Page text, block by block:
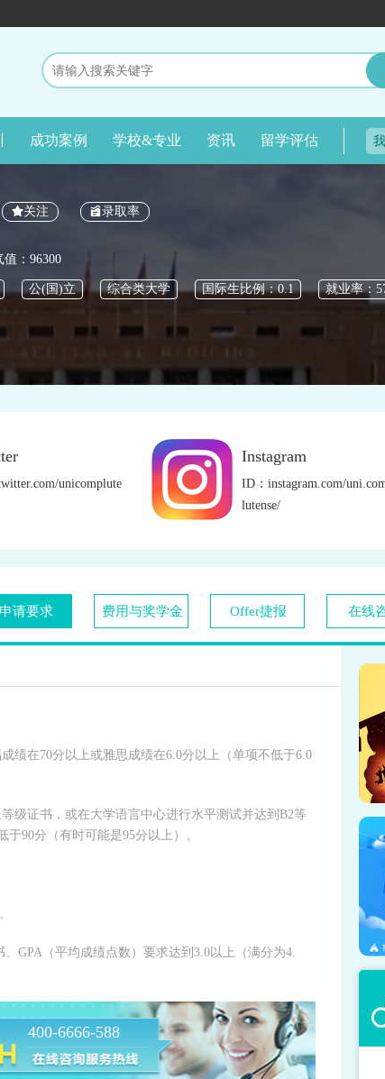
成功案例 学校&专业 资讯 留学评估
关注 录取率
值：96300
公(国)立 综合类大学 国际生比例：0.1 就业率：
unicomplute
Instagram
ID：instagram.com/
lutense/
申请要求 费用与奖学金 Offer捷报 在线
绩在70分以上或雅思成绩在6.0分以上（单项不低于6.0
级证书，或在大学语言中心进行水平测试并达到B2等
90分（有时可能是95分以上）。
GPA（平均成绩点数）要求达到3.0以上（满分为4.
400-6666-588